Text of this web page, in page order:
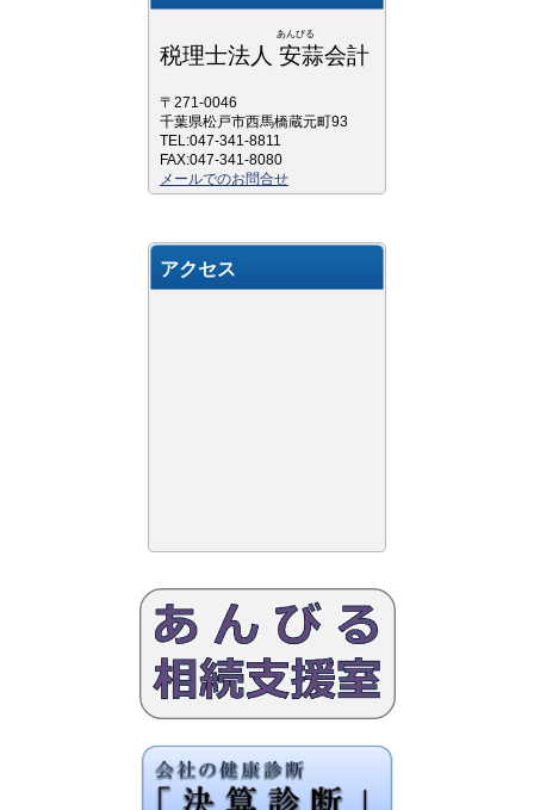
あんびる
税理士法人 安蒜会計
〒271-0046
千葉県松戸市西馬橋蔵元町93
TEL:047-341-8811
FAX:047-341-8080
メールでのお問合せ
アクセス